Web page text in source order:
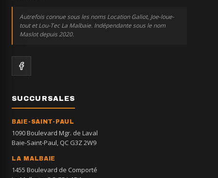
Autrefois connue sous les noms Location Galiot, Joe-loue-
tout et Lou-Tec La Malbaie. Indépendante sous le nom
Maslot depuis 2020.
SUCCURSALES
BAIE-SAINT-PAUL
1090 Boulevard Mgr. de Laval
Baie-Saint-Paul, QC G3Z 2W9
LA MALBAIE
1455 Boulevard de Comporté